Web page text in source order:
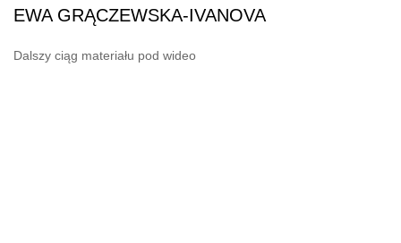
EWA GRĄCZEWSKA-IVANOVA
Dalszy ciąg materiału pod wideo